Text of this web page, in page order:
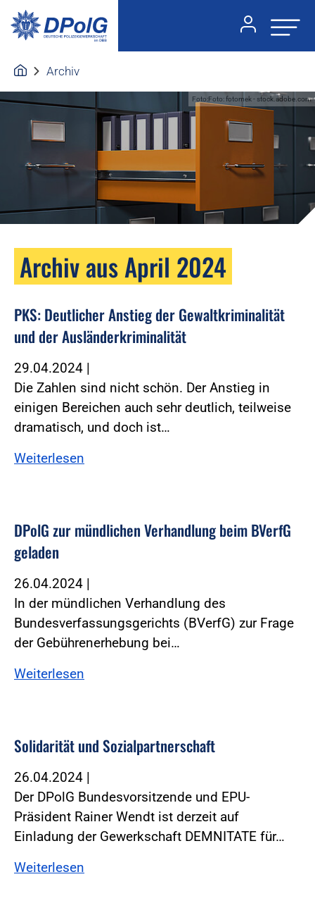
Archiv
Foto:Foto: fotomek - stock.adobe.com
Archiv aus April 2024
PKS: Deutlicher Anstieg der Gewaltkriminalität
und der Ausländerkriminalität
29.04.2024 |
Die Zahlen sind nicht schön. Der Anstieg in
einigen Bereichen auch sehr deutlich, teilweise
dramatisch, und doch ist…
Weiterlesen
DPolG zur mündlichen Verhandlung beim BVerfG
geladen
26.04.2024 |
In der mündlichen Verhandlung des
Bundesverfassungsgerichts (BVerfG) zur Frage
der Gebührenerhebung bei…
Weiterlesen
Solidarität und Sozialpartnerschaft
26.04.2024 |
Der DPolG Bundesvorsitzende und EPU-
Präsident Rainer Wendt ist derzeit auf
Einladung der Gewerkschaft DEMNITATE für…
Weiterlesen